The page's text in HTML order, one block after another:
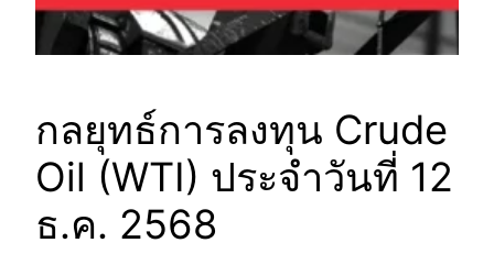
กลยุทธ์การลงทุน Crude
Oil (WTI) ประจำวันที่ 12
ธ.ค. 2568